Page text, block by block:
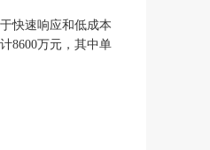
快速响应和低成本
8600万元，其中单